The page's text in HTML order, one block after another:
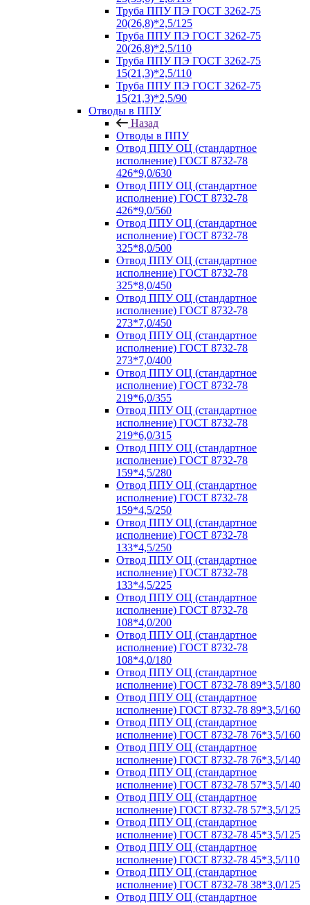
Труба ППУ ПЭ ГОСТ 3262-75
20(26,8)*2,5/125
Труба ППУ ПЭ ГОСТ 3262-75
20(26,8)*2,5/110
Труба ППУ ПЭ ГОСТ 3262-75
15(21,3)*2,5/110
Труба ППУ ПЭ ГОСТ 3262-75
15(21,3)*2,5/90
Отводы в ППУ
Назад
Отводы в ППУ
Отвод ППУ ОЦ (стандартное
исполнение) ГОСТ 8732-78
426*9,0/630
Отвод ППУ ОЦ (стандартное
исполнение) ГОСТ 8732-78
426*9,0/560
Отвод ППУ ОЦ (стандартное
исполнение) ГОСТ 8732-78
325*8,0/500
Отвод ППУ ОЦ (стандартное
исполнение) ГОСТ 8732-78
325*8,0/450
Отвод ППУ ОЦ (стандартное
исполнение) ГОСТ 8732-78
273*7,0/450
Отвод ППУ ОЦ (стандартное
исполнение) ГОСТ 8732-78
273*7,0/400
Отвод ППУ ОЦ (стандартное
исполнение) ГОСТ 8732-78
219*6,0/355
Отвод ППУ ОЦ (стандартное
исполнение) ГОСТ 8732-78
219*6,0/315
Отвод ППУ ОЦ (стандартное
исполнение) ГОСТ 8732-78
159*4,5/280
Отвод ППУ ОЦ (стандартное
исполнение) ГОСТ 8732-78
159*4,5/250
Отвод ППУ ОЦ (стандартное
исполнение) ГОСТ 8732-78
133*4,5/250
Отвод ППУ ОЦ (стандартное
исполнение) ГОСТ 8732-78
133*4,5/225
Отвод ППУ ОЦ (стандартное
исполнение) ГОСТ 8732-78
108*4,0/200
Отвод ППУ ОЦ (стандартное
исполнение) ГОСТ 8732-78
108*4,0/180
Отвод ППУ ОЦ (стандартное
исполнение) ГОСТ 8732-78 89*3,5/180
Отвод ППУ ОЦ (стандартное
исполнение) ГОСТ 8732-78 89*3,5/160
Отвод ППУ ОЦ (стандартное
исполнение) ГОСТ 8732-78 76*3,5/160
Отвод ППУ ОЦ (стандартное
исполнение) ГОСТ 8732-78 76*3,5/140
Отвод ППУ ОЦ (стандартное
исполнение) ГОСТ 8732-78 57*3,5/140
Отвод ППУ ОЦ (стандартное
исполнение) ГОСТ 8732-78 57*3,5/125
Отвод ППУ ОЦ (стандартное
исполнение) ГОСТ 8732-78 45*3,5/125
Отвод ППУ ОЦ (стандартное
исполнение) ГОСТ 8732-78 45*3,5/110
Отвод ППУ ОЦ (стандартное
исполнение) ГОСТ 8732-78 38*3,0/125
Отвод ППУ ОЦ (стандартное